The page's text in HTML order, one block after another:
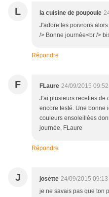
L la cuisine de poupoule
J'adore les poivrons
/> Bonne journée<br />
Répondre
F FLaure 24/09/2015 09:52
J'ai plusieurs recettes de
encore testé. Une bonne
couleurs ensoleillées
journée, FLaure
Répondre
J josette 24/09/2015 09:13
je ne savais pas que ton